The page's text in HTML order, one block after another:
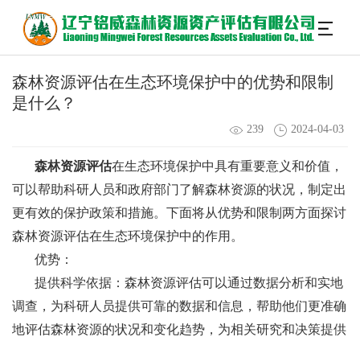
森林资源评估在生态环境保护中的优势和限制
是什么？
239 2024-04-03
森林资源评估在生态环境保护中具有重要意义和价值，
可以帮助科研人员和政府部门了解森林资源的状况，制定出
更有效的保护政策和措施。下面将从优势和限制两方面探讨
森林资源评估在生态环境保护中的作用。
优势：
提供科学依据：森林资源评估可以通过数据分析和实地
调查，为科研人员提供可靠的数据和信息，帮助他们更准确
地评估森林资源的状况和变化趋势，为相关研究和决策提供